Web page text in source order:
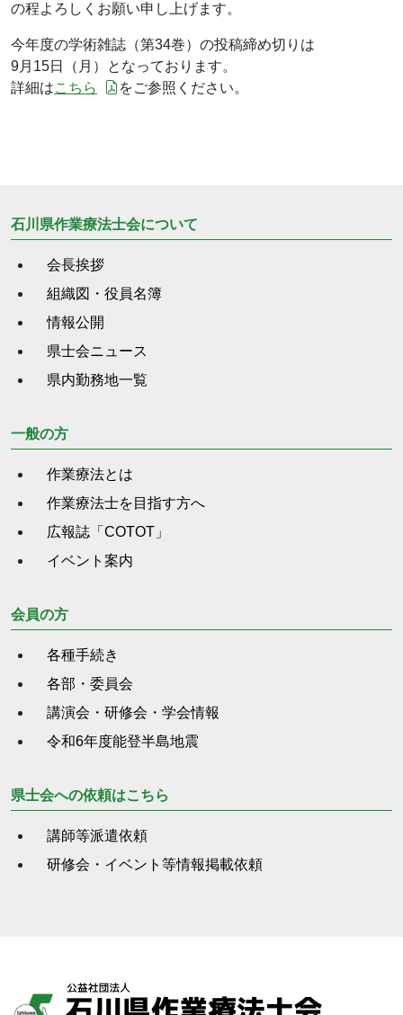
の程よろしくお願い申し上げます。
今年度の学術雑誌（第34巻）の投稿締め切りは
9月15日（月）となっております。
詳細はこちら をご参照ください。
石川県作業療法士会について
会長挨拶
組織図・役員名簿
情報公開
県士会ニュース
県内勤務地一覧
一般の方
作業療法とは
作業療法士を目指す方へ
広報誌「COTOT」
イベント案内
会員の方
各種手続き
各部・委員会
講演会・研修会・学会情報
令和6年度能登半島地震
県士会への依頼はこちら
講師等派遣依頼
研修会・イベント等情報掲載依頼